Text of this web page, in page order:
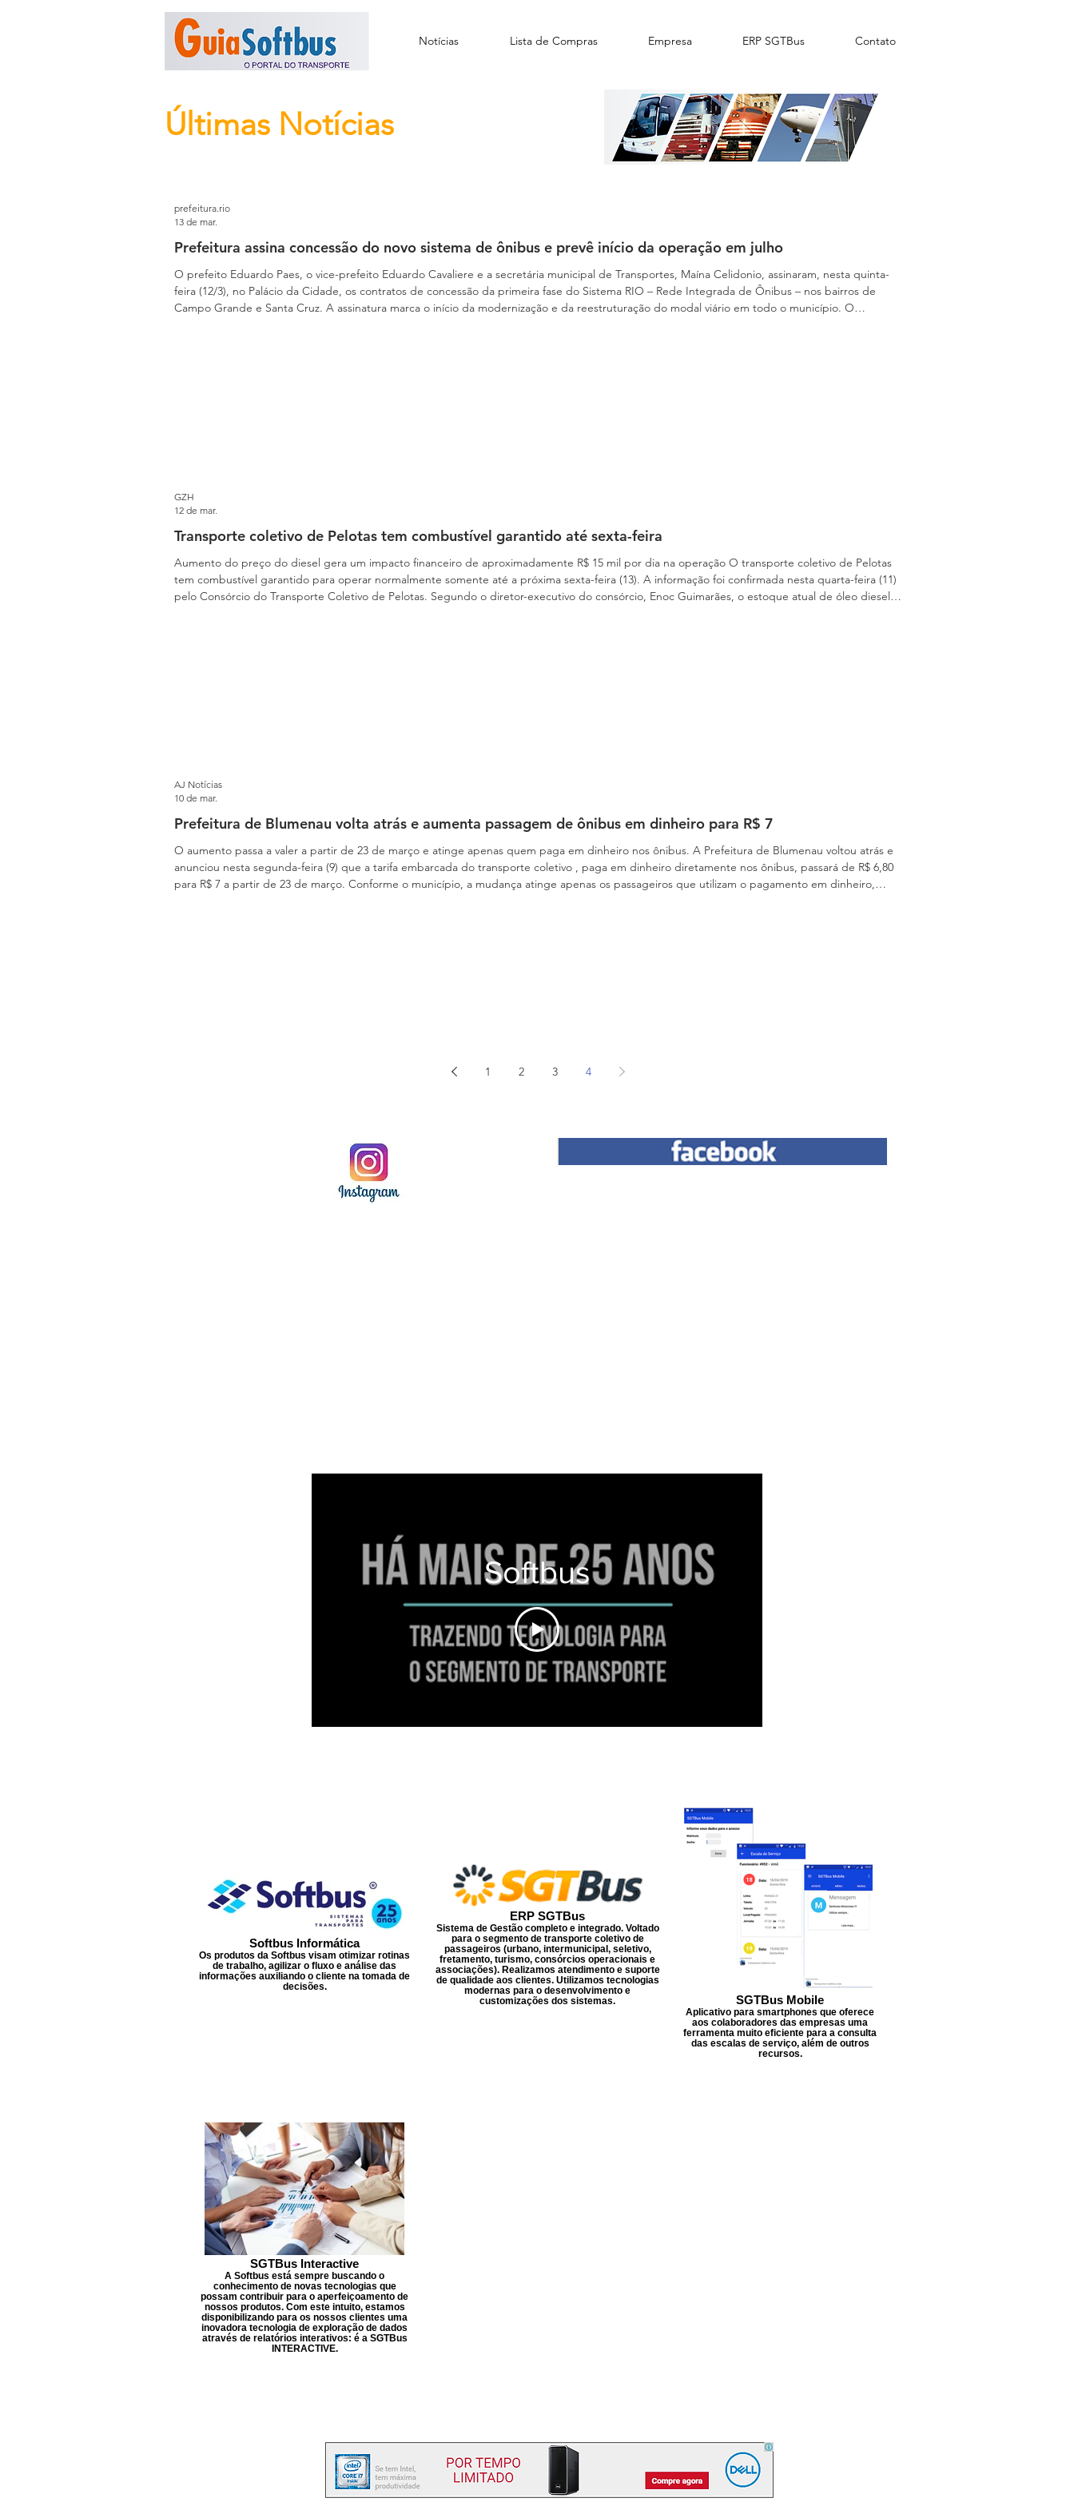
Notícias Lista de Compras Empresa ERP SGTBus Contato
Últimas Notícias
Prefeitura assina concessão do novo sistema de ônibus e prevê início da operação em julho
O prefeito Eduardo Paes, o vice-prefeito Eduardo Cavaliere e a secretária municipal de Transportes, Maína Celidonio, assinaram, nesta quinta-
feira (12/3), no Palácio da Cidade, os contratos de concessão da primeira fase do Sistema RIO – Rede Integrada de Ônibus – nos bairros de
Campo Grande e Santa Cruz. A assinatura marca o início da modernização e da reestruturação do modal viário em todo o município. O
prefeitura.rio
13 de mar.
Transporte coletivo de Pelotas tem combustível garantido até sexta-feira
Aumento do preço do diesel gera um impacto financeiro de aproximadamente R$ 15 mil por dia na operação O transporte coletivo de Pelotas
tem combustível garantido para operar normalmente somente até a próxima sexta-feira (13). A informação foi confirmada nesta quarta-feira (11)
pelo Consórcio do Transporte Coletivo de Pelotas. Segundo o diretor-executivo do consórcio, Enoc Guimarães, o estoque atual de óleo diesel é
GZH
12 de mar.
Prefeitura de Blumenau volta atrás e aumenta passagem de ônibus em dinheiro para R$ 7
O aumento passa a valer a partir de 23 de março e atinge apenas quem paga em dinheiro nos ônibus. A Prefeitura de Blumenau voltou atrás e
anunciou nesta segunda-feira (9) que a tarifa embarcada do transporte coletivo , paga em dinheiro diretamente nos ônibus, passará de R$ 6,80
para R$ 7 a partir de 23 de março. Conforme o município, a mudança atinge apenas os passageiros que utilizam o pagamento em dinheiro,
AJ Notícias
10 de mar.
1 2 3 4
Softbus
Softbus Informática
Os produtos da Softbus visam otimizar rotinas
de trabalho, agilizar o fluxo e análise das
informações auxiliando o cliente na tomada de
decisões.
ERP SGTBus
Sistema de Gestão completo e integrado. Voltado
para o segmento de transporte coletivo de
passageiros (urbano, intermunicipal, seletivo,
fretamento, turismo, consórcios operacionais e
associações). Realizamos atendimento e suporte
de qualidade aos clientes. Utilizamos tecnologias
modernas para o desenvolvimento e
customizações dos sistemas.
SGTBus Mobile
Aplicativo para smartphones que oferece
aos colaboradores das empresas uma
ferramenta muito eficiente para a consulta
das escalas de serviço, além de outros
recursos.
SGTBus Interactive
A Softbus está sempre buscando o
conhecimento de novas tecnologias que
possam contribuir para o aperfeiçoamento de
nossos produtos. Com este intuito, estamos
disponibilizando para os nossos clientes uma
inovadora tecnologia de exploração de dados
através de relatórios interativos: é a SGTBus
INTERACTIVE.